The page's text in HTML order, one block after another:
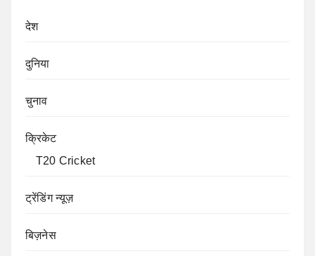
देश
दुनिया
चुनाव
क्रिकेट
T20 Cricket
ट्रेंडिंग न्यूज़
बिज़नेस